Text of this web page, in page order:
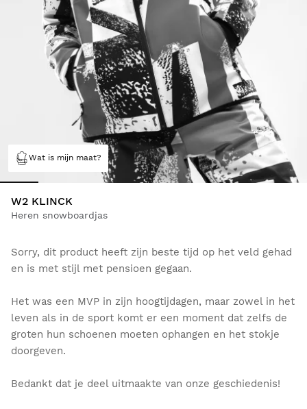
Wat is mijn maat?
W2 KLINCK
Heren snowboardjas
Sorry, dit product heeft zijn beste tijd op het veld gehad
en is met stijl met pensioen gegaan.
Het was een MVP in zijn hoogtijdagen, maar zowel in het
leven als in de sport komt er een moment dat zelfs de
groten hun schoenen moeten ophangen en het stokje
doorgeven.
Bedankt dat je deel uitmaakte van onze geschiedenis!